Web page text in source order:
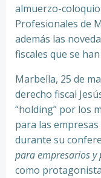
almuerzo-
Profesionales de
además las
fiscales que se
Marbella, 25 de
derecho fiscal
“holding” por los
para las
durante su
para empresarios y
como